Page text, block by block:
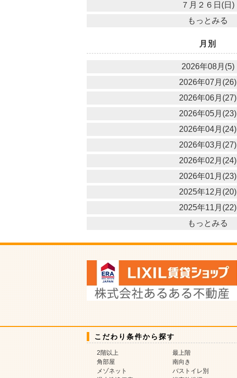
７月２６日(日)
もっとみる
月別
2026年08月(5)
2026年07月(26)
2026年06月(27)
2026年05月(23)
2026年04月(24)
2026年03月(27)
2026年02月(24)
2026年01月(23)
2025年12月(20)
2025年11月(22)
もっとみる
こだわり条件から探す
2階以上
最上階
角部屋
南向き
メゾネット
バストイレ別